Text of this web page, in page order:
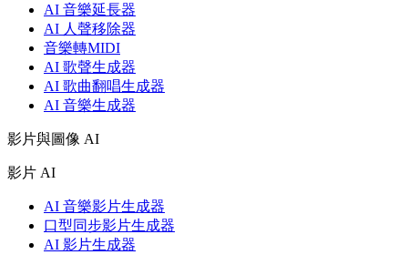
AI 音樂延長器
AI 人聲移除器
音樂轉MIDI
AI 歌聲生成器
AI 歌曲翻唱生成器
AI 音樂生成器
影片與圖像 AI
影片 AI
AI 音樂影片生成器
口型同步影片生成器
AI 影片生成器